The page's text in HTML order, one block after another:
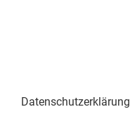
Datenschutzerklärung